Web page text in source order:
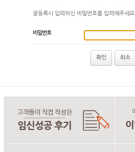
글등록시 입력하신 비밀번호를 입력해주세요.
비밀번호
확인 취소